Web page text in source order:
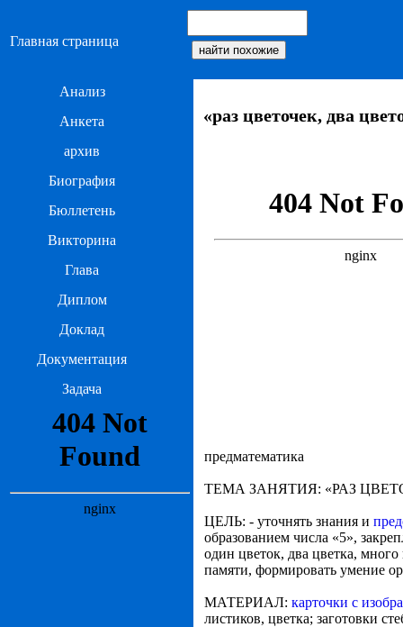
Главная страница
Анализ
Анкета
архив
Биография
Бюллетень
Викторина
Глава
Диплом
Доклад
Документация
Задача
«раз цветочек, два
предматематика
ТЕМА ЗАНЯТИЯ: «РАЗ
ЦЕЛЬ: - уточнять знания и
образованием числа «5»,
один цветок, два цветка,
памяти, формировать умение
МАТЕРИАЛ: карточки с
листиков, цветка; заготовки